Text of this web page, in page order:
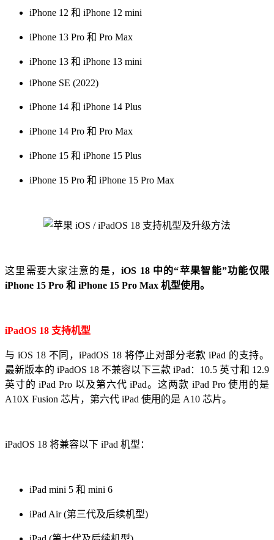
iPhone 12 和 iPhone 12 mini
iPhone 13 Pro 和 Pro Max
iPhone 13 和 iPhone 13 mini
iPhone SE (2022)
iPhone 14 和 iPhone 14 Plus
iPhone 14 Pro 和 Pro Max
iPhone 15 和 iPhone 15 Plus
iPhone 15 Pro 和 iPhone 15 Pro Max
这里需要大家注意的是，iOS 18 中的“苹果智能”功能仅限
iPhone 15 Pro 和 iPhone 15 Pro Max 机型使用。
iPadOS 18 支持机型
与 iOS 18 不同，iPadOS 18 将停止对部分老款 iPad 的支持。
最新版本的 iPadOS 18 不兼容以下三款 iPad：10.5 英寸和 12.9
英寸的 iPad Pro 以及第六代 iPad。这两款 iPad Pro 使用的是
A10X Fusion 芯片，第六代 iPad 使用的是 A10 芯片。
iPadOS 18 将兼容以下 iPad 机型：
iPad mini 5 和 mini 6
iPad Air (第三代及后续机型)